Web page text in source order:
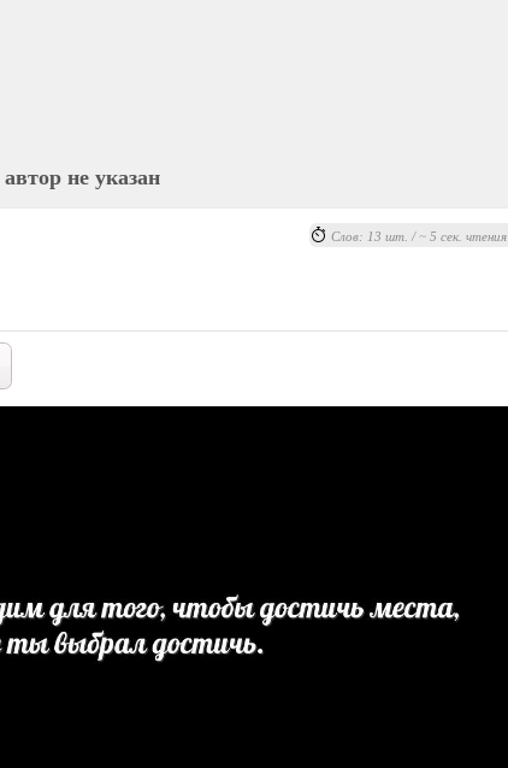
автор не указан
Слов: 13 шт. / ~ 5 сек. чтения